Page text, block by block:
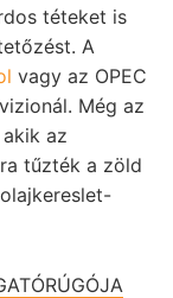
téteket is
A
vagy az OPEC
Még az
akik az
tűzték a zöld